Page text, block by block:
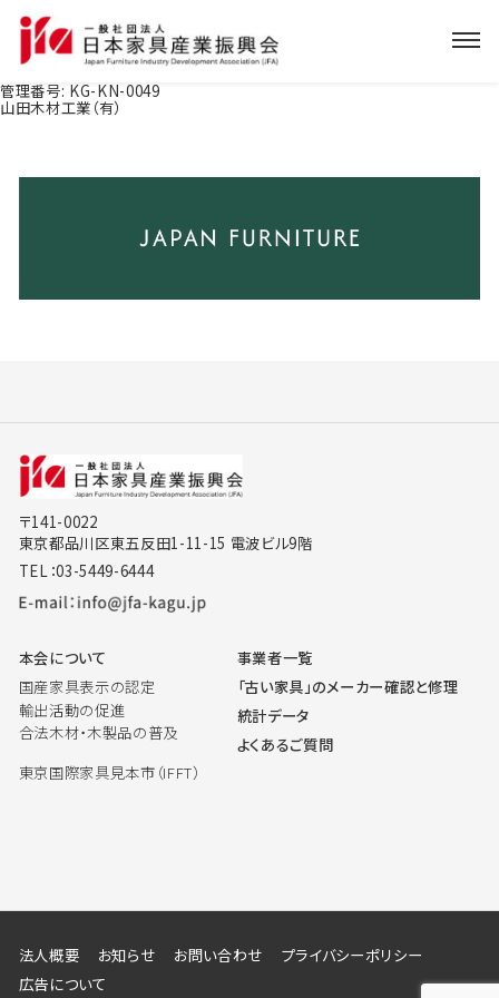
管理番号: KG-KN-0049
山田木材工業（有）
〒141-0022
東京都品川区東五反田1-11-15 電波ビル9階
TEL：03-5449-6444
本会について
国産家具表示の認定
輸出活動の促進
合法木材・木製品の普及
東京国際家具見本市（IFFT）
事業者一覧
「古い家具」のメーカー確認と修理
統計データ
よくあるご質問
法人概要 お知らせ お問い合わせ
プライバシーポリシー
広告について